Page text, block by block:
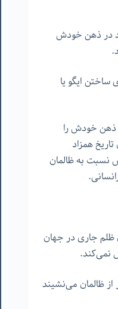
در ذهن خودش
ایگو یا
ذهن خودش را
همزاد
نسبت به ظالمان
جاری در جهان
نمی‌کند.
از ظالمان می‌نشیند